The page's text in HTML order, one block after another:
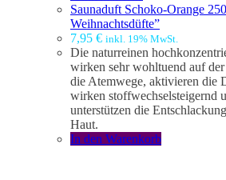
Saunaduft Schoko-Orange
Weihnachtsdüfte”
7,95 € inkl. 19% MwSt.
Die naturreinen
wirken sehr wohltuend auf
die Atemwege, aktivieren die
wirken stoffwechselsteigernd
unterstützen die
Haut.
In den Warenkorb